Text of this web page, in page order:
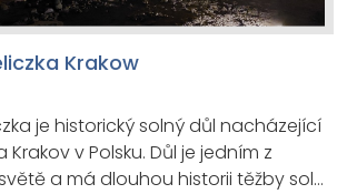
Krakow
je historický solný důl nacházející
v Polsku. Důl je jedním z
a má dlouhou historii těžby soli,